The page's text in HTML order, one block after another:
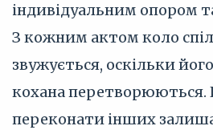
індивідуальним опором
З кожним актом коло
звужується, оскільки
кохана перетворюються.
переконати інших